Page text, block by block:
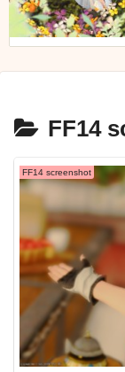
FF14
FF14 screenshot